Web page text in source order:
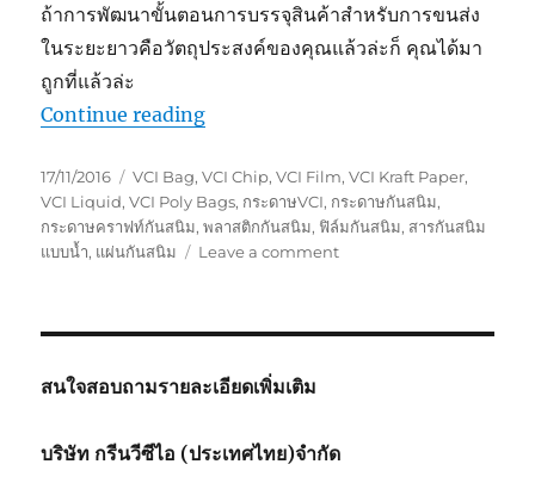
ถ้าการพัฒนาขั้นตอนการบรรจุสินค้าสำหรับการขนส่ง
ในระยะยาวคือวัตถุประสงค์ของคุณแล้วล่ะก็ คุณได้มา
ถูกที่แล้วล่ะ
Continue reading“การป้องกันสนิมในระหว่างการขนส่ง”
Posted
on
17/11/2016 Tags
VCI Bag,VCI Chip,VCI Film,VCI Kraft Paper,
VCI Liquid,VCI Poly Bags, กระดาษVCI, กระดาษกันสนิม,
กระดาษคราฟท์กันสนิม,พลาสติกกันสนิม, ฟิล์มกันสนิม, สารกันสนิม
แบบน้ำ, แผ่นกันสนิม Leave a commenton
สนใจสอบถามรายละเอียดเพิ่มเติม
บริษัท กรีนวีซีไอ (ประเทศไทย)จำกัด